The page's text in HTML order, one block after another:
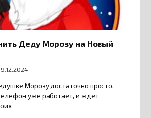
Деду Морозу на Новый
Морозу достаточно просто.
уже работает, и ждет